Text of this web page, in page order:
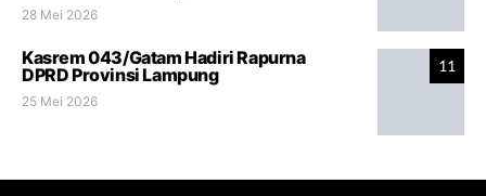
28 Mei 2026
11
Kasrem 043/Gatam Hadiri Rapurna
DPRD Provinsi Lampung
25 Mei 2026